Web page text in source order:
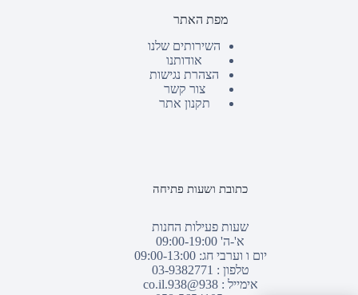
מפת האתר
השירותים שלנו
אודותנו
הצהרת נגישות
צור קשר
תקנון אתר
כתובת ושעות פתיחה
שעות פעילות החנות
א'-ה' 09:00-19:00
יום ו וערבי חג: 09:00-13:00
טלפון : 03-9382771
אימייל :938@938.co.il